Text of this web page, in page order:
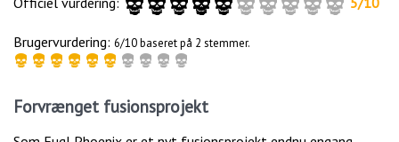
Brugervurdering: 6/10 baseret på 2 stemmer.
Forvrænget fusionsprojekt